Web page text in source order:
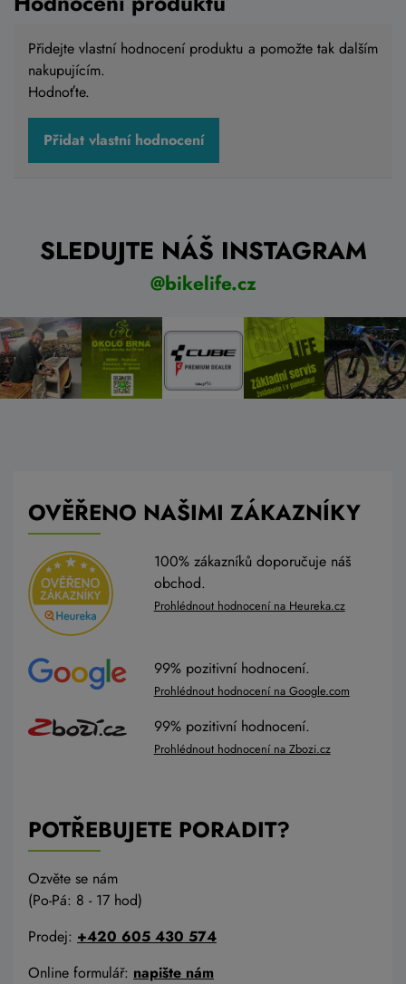
Přidejte vlastní hodnocení produktu a pomožte tak dalším
nakupujícím.
Hodnoťte.
Přidat vlastní hodnocení
SLEDUJTE NÁŠ INSTAGRAM
@bikelife.cz
OVĚŘENO NAŠIMI ZÁKAZNÍKY
100% zákazníků doporučuje náš
obchod.
Prohlédnout hodnocení na Heureka.cz
99% pozitivní hodnocení.
Prohlédnout hodnocení na Google.com
99% pozitivní hodnocení.
Prohlédnout hodnocení na Zbozi.cz
POTŘEBUJETE PORADIT?
Ozvěte se nám
(Po-Pá: 8 - 17 hod)
Prodej: +420 605 430 574
Online formulář: napište nám